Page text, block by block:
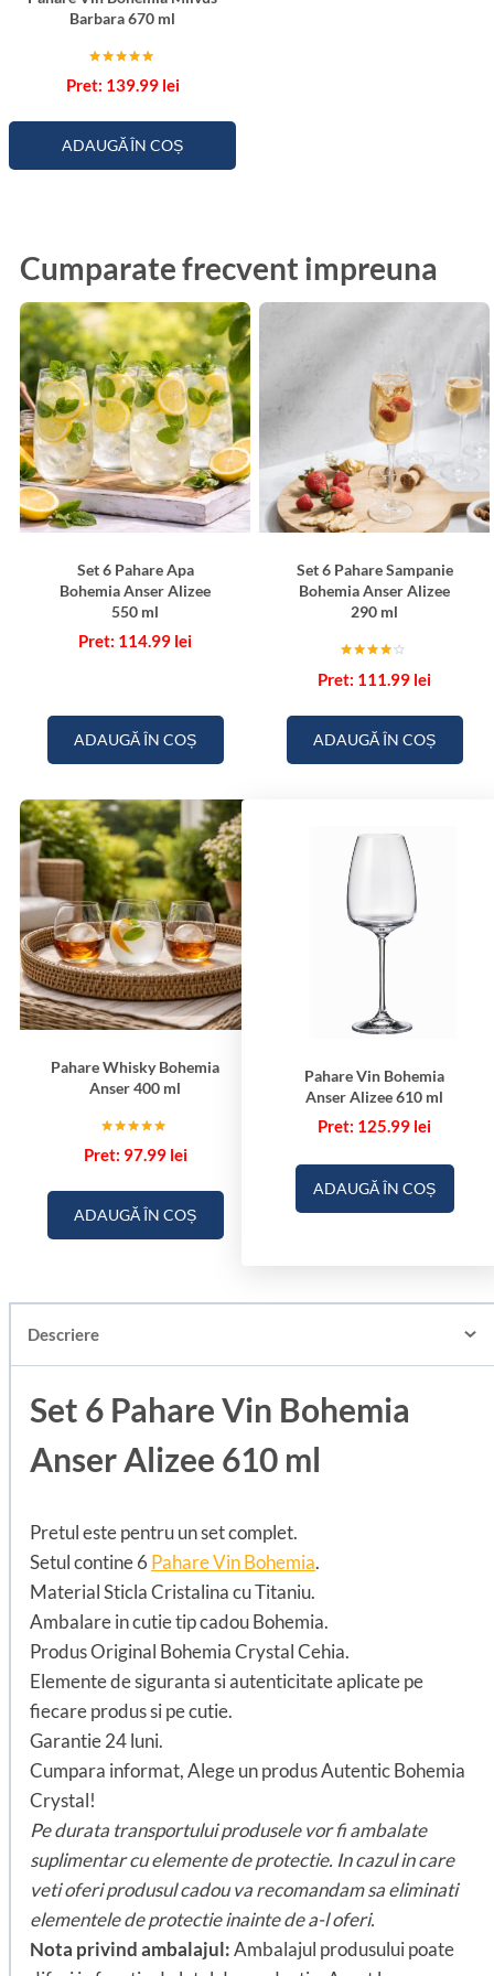
Barbara 670 ml
5.00
139.99 lei
ADAUGĂ ÎN COȘ
Cumparate frecvent impreuna
Set 6 Pahare Apa
Bohemia Anser Alizee
550 ml
114.99 lei
ADAUGĂ ÎN COȘ
Set 6 Pahare Sampanie
Bohemia Anser Alizee
290 ml
la
111.99 lei
ADAUGĂ ÎN COȘ
Pahare Whisky Bohemia
Anser 400 ml
5.00
97.99 lei
ADAUGĂ ÎN COȘ
Pahare Vin Bohemia
Anser Alizee 610 ml
125.99 lei
ADAUGĂ ÎN COȘ
Descriere
Set 6 Pahare Vin Bohemia
Anser Alizee 610 ml
Pretul este pentru un set complet.
Setul contine 6 Pahare Vin Bohemia.
Material Sticla Cristalina cu Titaniu.
Ambalare in cutie tip cadou Bohemia.
Produs Original Bohemia Crystal Cehia.
Elemente de siguranta si autenticitate aplicate pe
fiecare produs si pe cutie.
Garantie 24 luni.
Cumpara informat, Alege un produs Autentic Bohemia
Crystal!
Pe durata transportului produsele vor fi ambalate
suplimentar cu elemente de protectie. In cazul in care
veti oferi produsul cadou va recomandam sa eliminati
elementele de protectie inainte de a-l oferi.
Nota privind ambalajul:Ambalajul produsului poate